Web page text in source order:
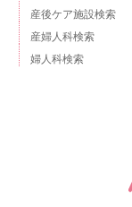
産後ケア施設検索
産婦人科検索
婦人科検索